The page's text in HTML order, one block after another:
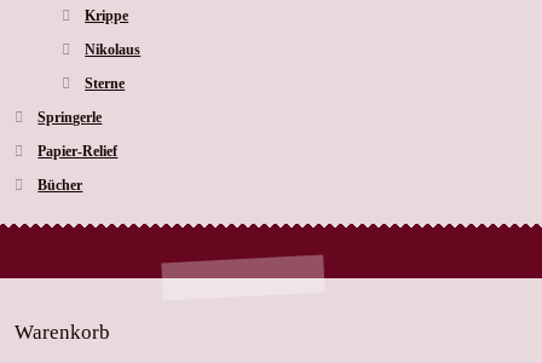
Krippe
Nikolaus
Sterne
Springerle
Papier-Relief
Bücher
Warenkorb